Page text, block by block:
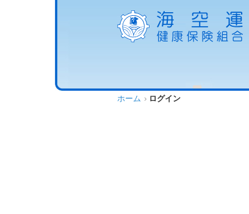
ホーム ログイン